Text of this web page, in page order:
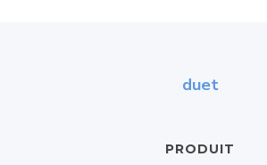
remotely
Buy Now
duet
PRODUIT